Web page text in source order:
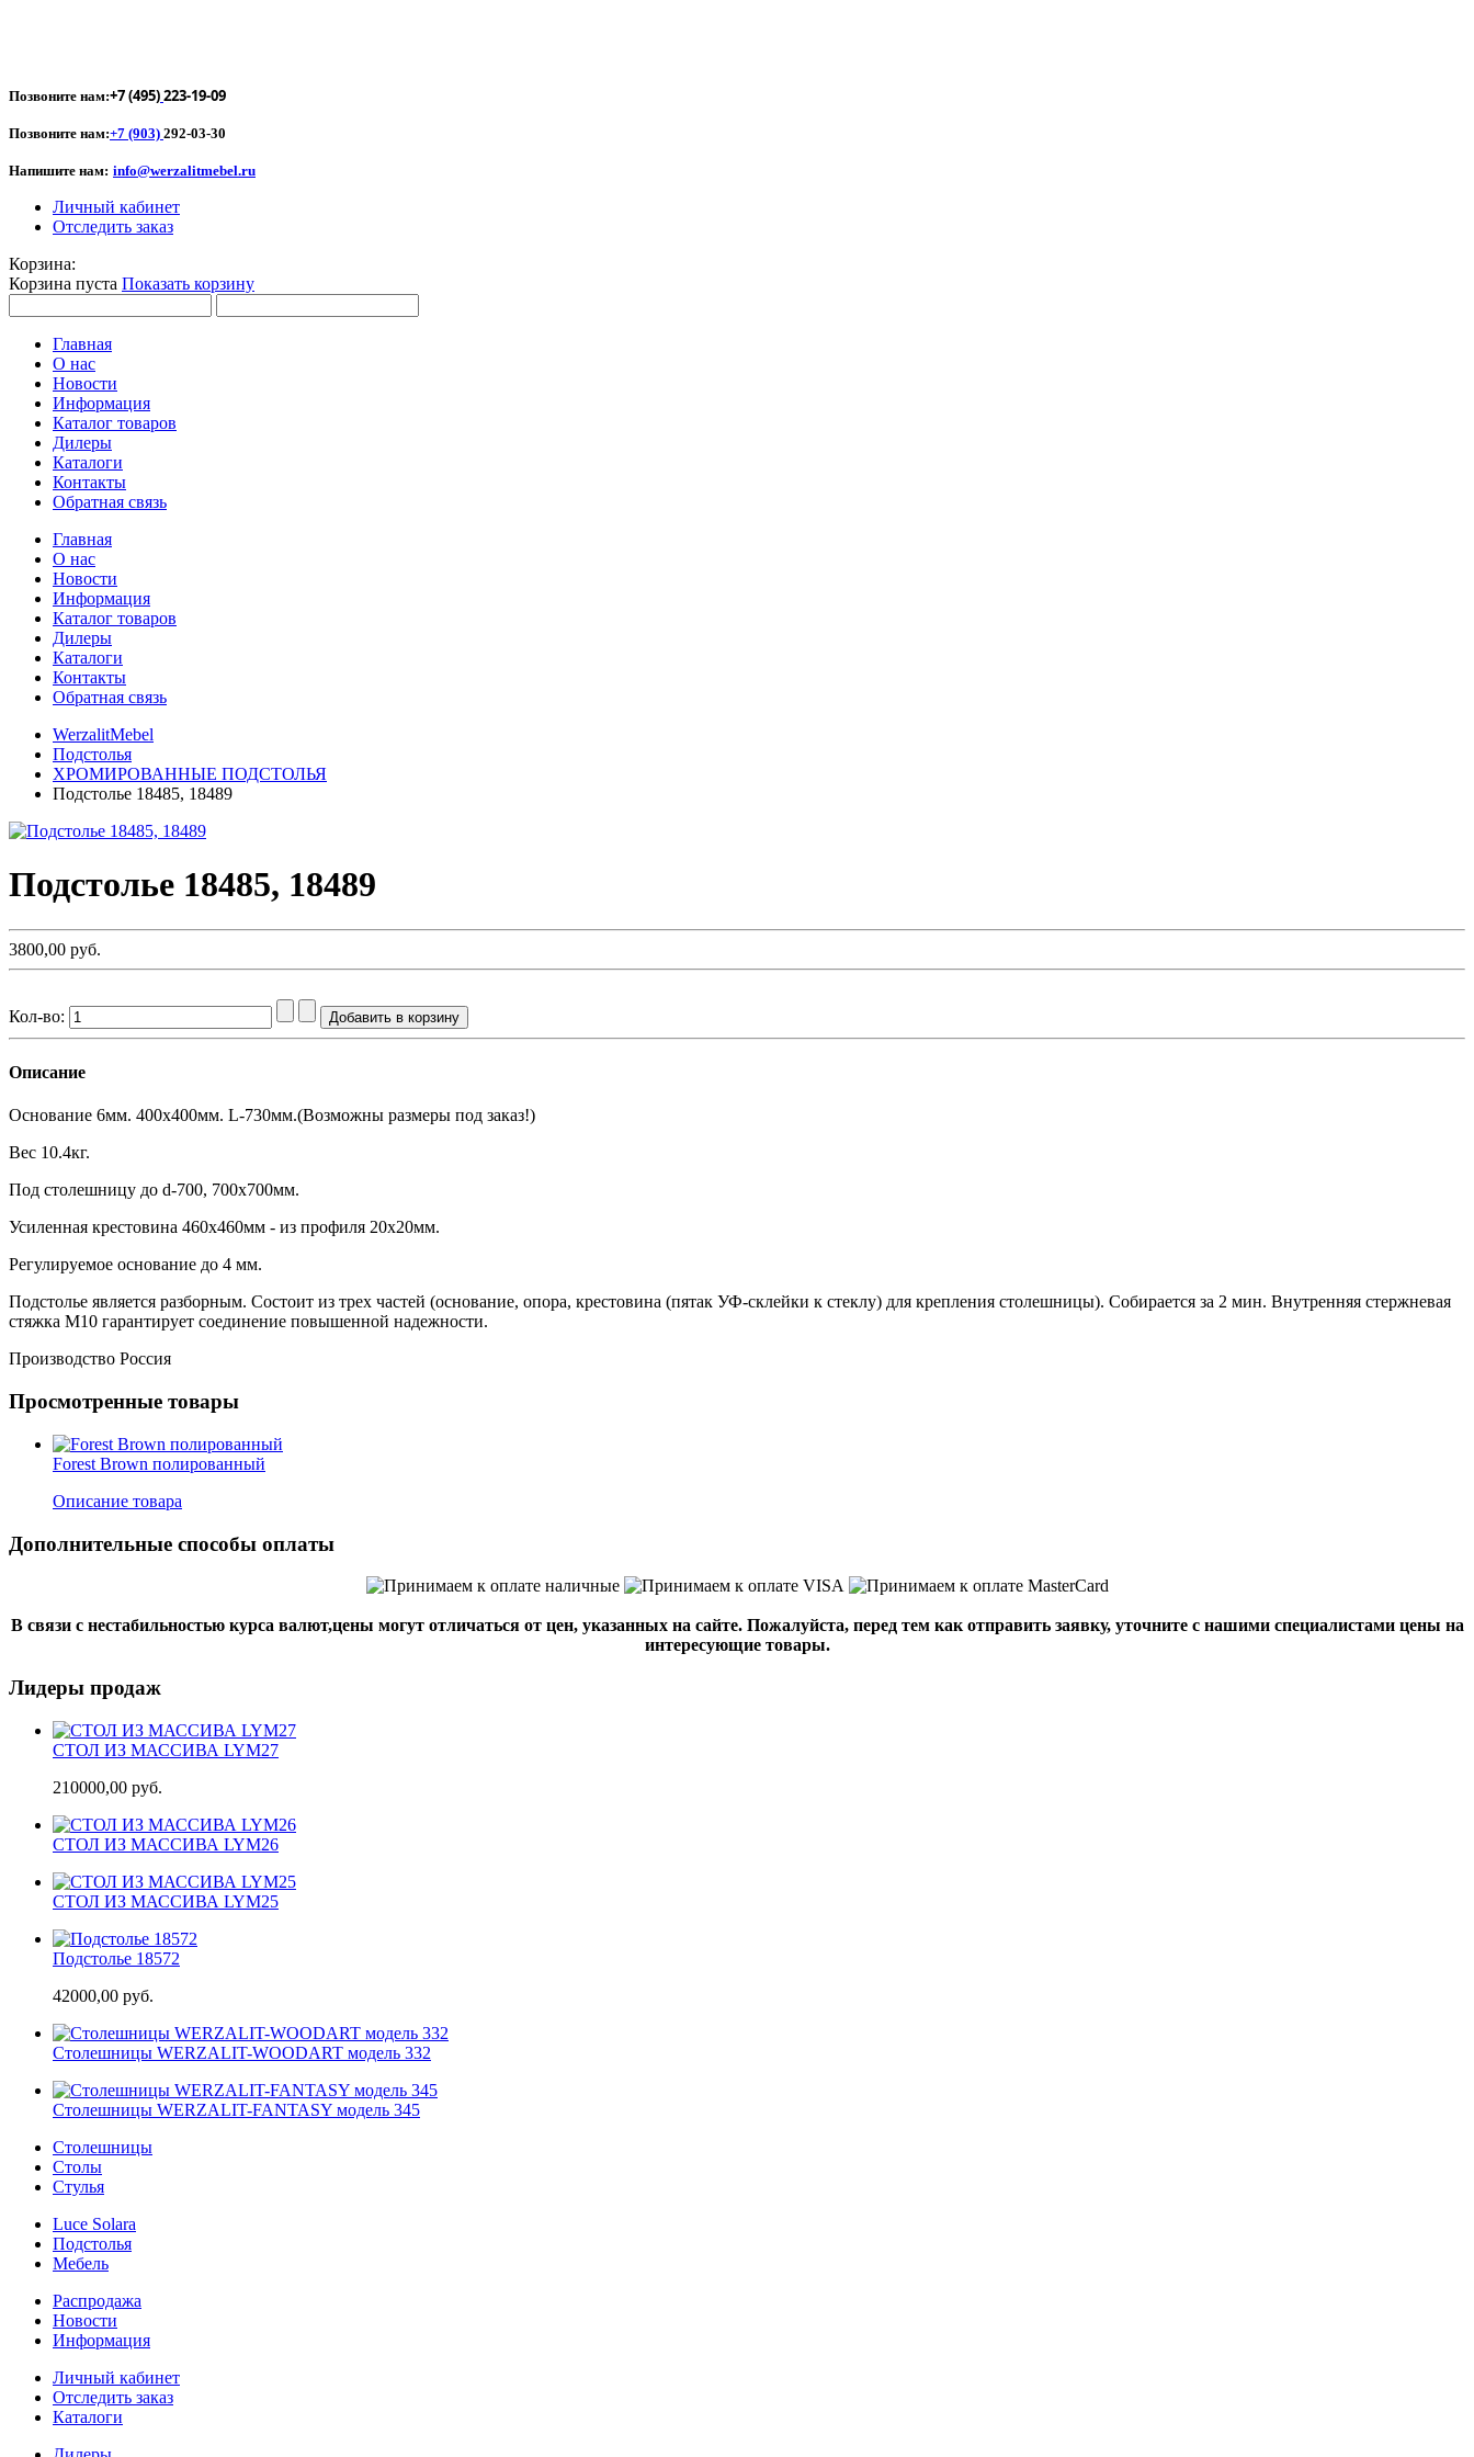
Позвоните нам:+7 (495)223-19-09
Позвоните нам:+7 (903) 292-03-30
Напишите нам: info@werzalitmebel.ru
Личный кабинет
Отследить заказ
Корзина:
Корзина пуста Показать корзину
Главная
О нас
Новости
Информация
Каталог товаров
Дилеры
Каталоги
Контакты
Обратная связь
Главная
О нас
Новости
Информация
Каталог товаров
Дилеры
Каталоги
Контакты
Обратная связь
WerzalitMebel
Подстолья
ХРОМИРОВАННЫЕ ПОДСТОЛЬЯ
Подстолье 18485, 18489
Подстолье 18485, 18489
3800,00 руб.
Кол-во:
Описание
Основание 6мм. 400х400мм. L-730мм.(Возможны размеры под заказ!)
Вес 10.4кг.
Под столешницу до d-700, 700х700мм.
Усиленная крестовина 460х460мм - из профиля 20х20мм.
Регулируемое основание до 4 мм.
Подстолье является разборным. Состоит из трех частей (основание, опора, крестовина (пятак УФ-склейки к стеклу) для крепления столешницы). Собирается за 2 мин. Внутренняя стержневая
стяжка М10 гарантирует соединение повышенной надежности.
Производство Россия
Просмотренные товары
Forest Brown полированный
Описание товара
Дополнительные способы оплаты
В связи с нестабильностью курса валют,цены могут отличаться от цен, указанных на сайте. Пожалуйста, перед тем как отправить заявку, уточните с нашими специалистами цены на
интересующие товары.
Лидеры продаж
СТОЛ ИЗ МАССИВА LYM27
210000,00 руб.
СТОЛ ИЗ МАССИВА LYM26
СТОЛ ИЗ МАССИВА LYM25
Подстолье 18572
42000,00 руб.
Cтолешницы WERZALIT-WOODART модель 332
Cтолешницы WERZALIT-FANTASY модель 345
Столешницы
Столы
Стулья
Luce Solara
Подстолья
Мебель
Распродажа
Новости
Информация
Личный кабинет
Отследить заказ
Каталоги